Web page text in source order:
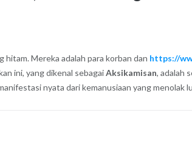
Mereka adalah para korban dan https://
ini, yang dikenal sebagaiAksikamisan, adalah
nyata dari kemanusiaan yang menolak